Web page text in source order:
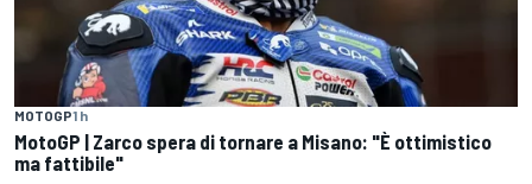
MOTOGP1 h
MotoGP | Zarco spera di tornare a Misano: "È ottimistico
ma fattibile"